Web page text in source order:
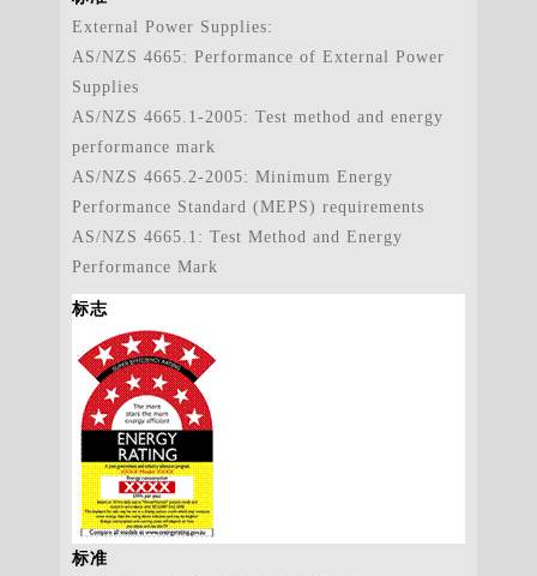
External Power Supplies:
AS/NZS 4665: Performance of External Power
Supplies
AS/NZS 4665.1-2005: Test method and energy
performance mark
AS/NZS 4665.2-2005: Minimum Energy
Performance Standard (MEPS) requirements
AS/NZS 4665.1: Test Method and Energy
Performance Mark
标志
标准